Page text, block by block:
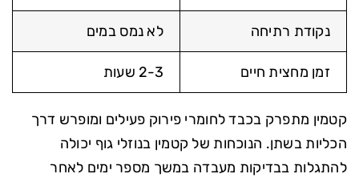
נקודת רתיחה לא נמס במים
זמן מחצית חיים 2-3 שעות
קטמין מתפרק בכבד לחומרי פירוק פעילים ומופרש דרך
הכליות בשתן. הנוכחות של קטמין בנוזלי גוף יכולה
להתגלות בבדיקות מעבדה במשך מספר ימים לאחר